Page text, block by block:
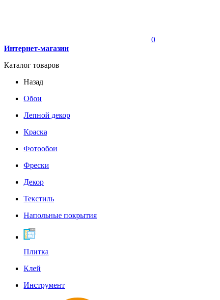
0
Интернет-магазин
Каталог товаров
Назад
Обои
Лепной декор
Краска
Фотообои
Фрески
Декор
Текстиль
Напольные покрытия
Плитка
Клей
Инструмент